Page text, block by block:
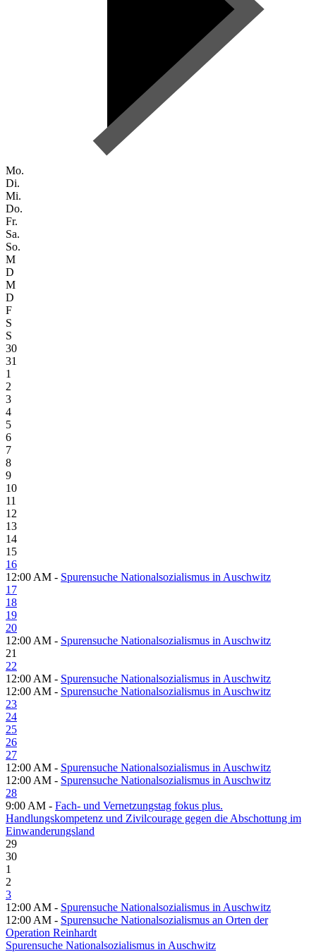
Mo.
Di.
Mi.
Do.
Fr.
Sa.
So.
M
D
M
D
F
S
S
30
31
1
2
3
4
5
6
7
8
9
10
11
12
13
14
15
16
12:00 AM - Spurensuche Nationalsozialismus in Auschwitz
17
18
19
20
12:00 AM - Spurensuche Nationalsozialismus in Auschwitz
21
22
12:00 AM - Spurensuche Nationalsozialismus in Auschwitz
12:00 AM - Spurensuche Nationalsozialismus in Auschwitz
23
24
25
26
27
12:00 AM - Spurensuche Nationalsozialismus in Auschwitz
12:00 AM - Spurensuche Nationalsozialismus in Auschwitz
28
9:00 AM - Fach- und Vernetzungstag fokus plus.
Handlungskompetenz und Zivilcourage gegen die Abschottung im
Einwanderungsland
29
30
1
2
3
12:00 AM - Spurensuche Nationalsozialismus in Auschwitz
12:00 AM - Spurensuche Nationalsozialismus an Orten der
Operation Reinhardt
Spurensuche Nationalsozialismus in Auschwitz